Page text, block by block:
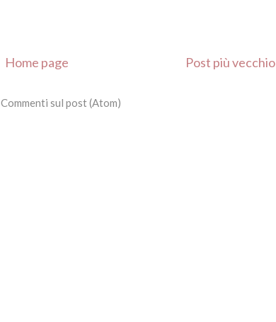
Post più vecchio
Home page
Commenti sul post (Atom)